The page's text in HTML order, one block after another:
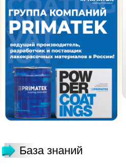
База знаний